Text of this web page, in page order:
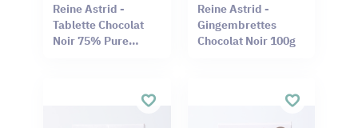
Reine Astrid -
Tablette Chocolat
Noir 75% Pure
Reine Astrid -
Gingembrettes
Chocolat Noir 100g